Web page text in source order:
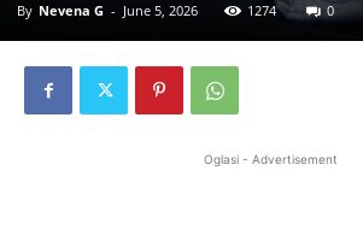
By Nevena G - June 5, 2026 1274 0
Oglasi - Advertisement